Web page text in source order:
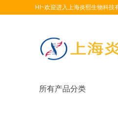
所有产品分类
HI~欢迎进入上海炎熙生物科技